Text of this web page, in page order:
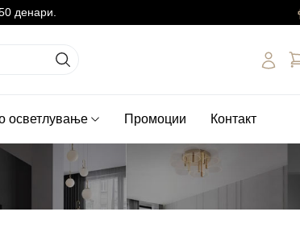
денари.
осветлување Промоции Контакт